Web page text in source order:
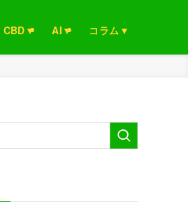
CBD▼ AI▼ コラム▼